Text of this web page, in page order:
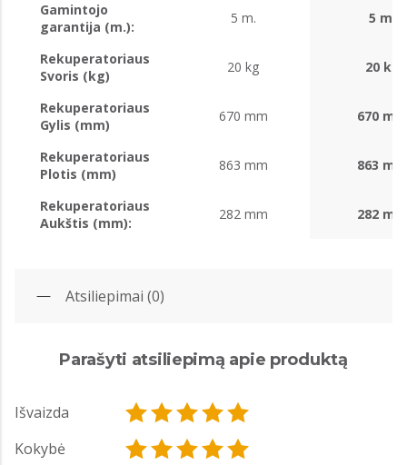
Gamintojo
garantija (m.):
5 m. 5 m.
Rekuperatoriaus
Svoris (kg)
20 kg 20 kg
Rekuperatoriaus
Gylis (mm)
670 mm 670 mm
Rekuperatoriaus
Plotis (mm)
863 mm 863 mm
Rekuperatoriaus
Aukštis (mm):
282 mm 282 mm
Atsiliepimai (0)
Parašyti atsiliepimą apie produktą
Išvaizda
Kokybė